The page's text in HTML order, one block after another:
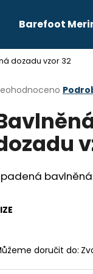
Barefoot
dozadu vzor 32
je
0,0
doručit do:
HLEDAT